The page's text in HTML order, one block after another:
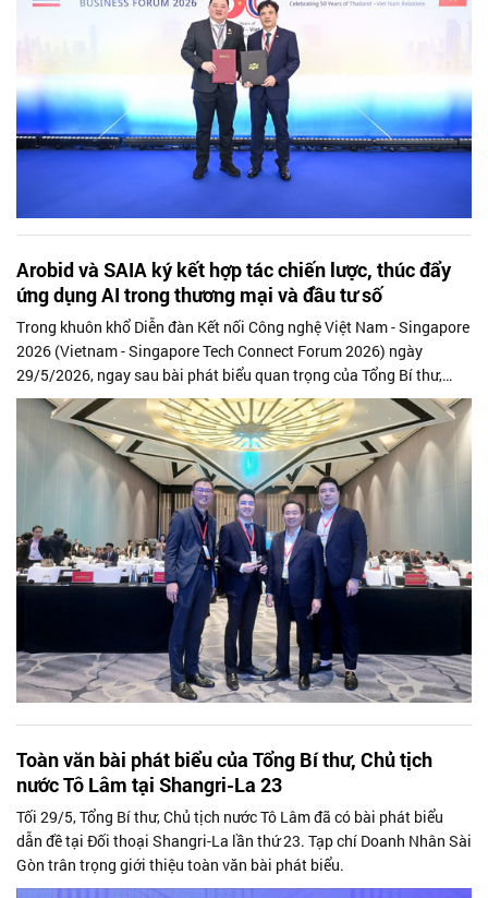
Arobid và SAIA ký kết hợp tác chiến lược, thúc đẩy
ứng dụng AI trong thương mại và đầu tư số
Trong khuôn khổ Diễn đàn Kết nối Công nghệ Việt Nam - Singapore
2026 (Vietnam - Singapore Tech Connect Forum 2026) ngày
29/5/2026, ngay sau bài phát biểu quan trọng của Tổng Bí thư,
Chủ tịch nước Tô Lâm, lễ trao các văn kiện hợp tác giữa những
doanh nghiệp tiêu biểu của Việt Nam và Singapore đã được tổ chức
trang trọng.
Toàn văn bài phát biểu của Tổng Bí thư, Chủ tịch
nước Tô Lâm tại Shangri-La 23
Tối 29/5, Tổng Bí thư, Chủ tịch nước Tô Lâm đã có bài phát biểu
dẫn đề tại Đối thoại Shangri-La lần thứ 23. Tạp chí Doanh Nhân Sài
Gòn trân trọng giới thiệu toàn văn bài phát biểu.